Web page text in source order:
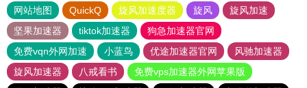
网站地图 QuickQ 旋风加速度器 旋风
旋风加速
坚果加速器
tiktok加速器
狗急加速器官网
免费vqn外网加速
小蓝鸟 优途加速器官网
风驰加速器
旋风加速器
八戒看书
免费vps加速器外网苹果版